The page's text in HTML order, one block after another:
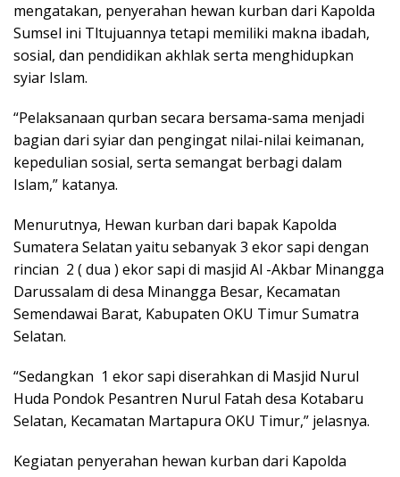
mengatakan, penyerahan hewan kurban dari Kapolda
Sumsel ini Tltujuannya tetapi memiliki makna ibadah,
sosial, dan pendidikan akhlak serta menghidupkan
syiar Islam.
“Pelaksanaan qurban secara bersama-sama menjadi
bagian dari syiar dan pengingat nilai-nilai keimanan,
kepedulian sosial, serta semangat berbagi dalam
Islam,” katanya.
Menurutnya, Hewan kurban dari bapak Kapolda
Sumatera Selatan yaitu sebanyak 3 ekor sapi dengan
rincian 2 ( dua ) ekor sapi di masjid Al -Akbar Minangga
Darussalam di desa Minangga Besar, Kecamatan
Semendawai Barat, Kabupaten OKU Timur Sumatra
Selatan.
“Sedangkan 1 ekor sapi diserahkan di Masjid Nurul
Huda Pondok Pesantren Nurul Fatah desa Kotabaru
Selatan, Kecamatan Martapura OKU Timur,” jelasnya.
Kegiatan penyerahan hewan kurban dari Kapolda